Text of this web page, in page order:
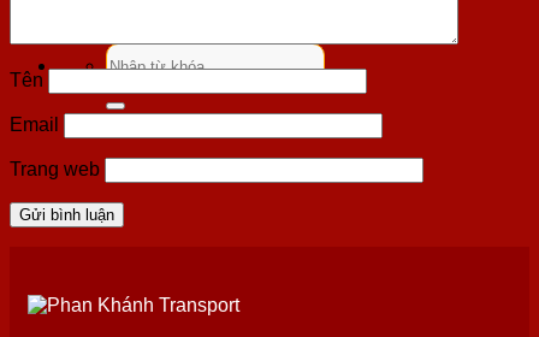
Tìm
kiếm:
Tên
Email
Trang web